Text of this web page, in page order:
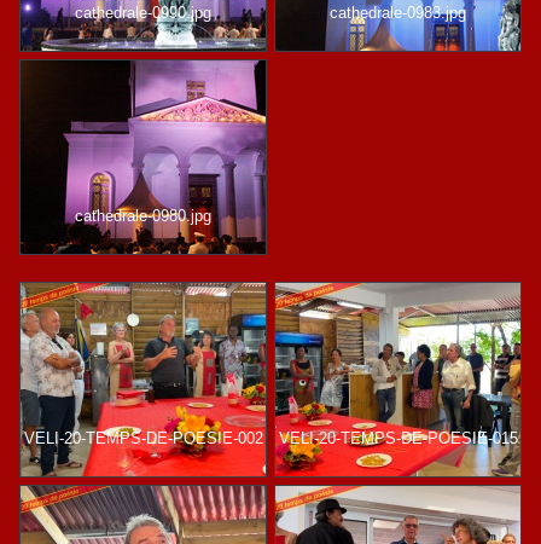
cathedrale-0990.jpg cathedrale-0983.jpg
cathedrale-0980.jpg
VELI-20-TEMPS-DE-POESIE-002 VELI-20-TEMPS-DE-POESIE-015